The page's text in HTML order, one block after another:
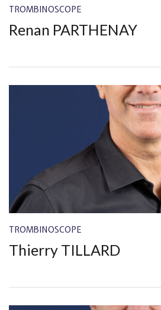
TROMBINOSCOPE
Renan PARTHENAY
TROMBINOSCOPE
Thierry TILLARD